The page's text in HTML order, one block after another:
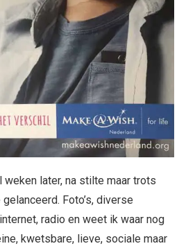
weken later, na stilte maar trots
Foto’s, diverse
radio en weet ik waar nog
kwetsbare, lieve, sociale maar